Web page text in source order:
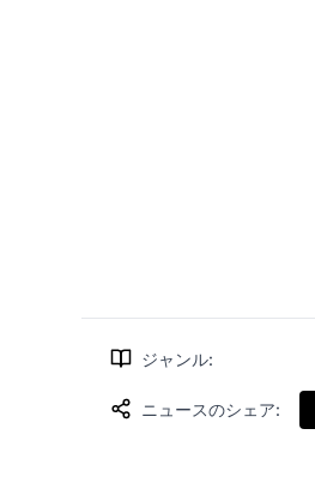
ジャンル:
ニュースのシェア: